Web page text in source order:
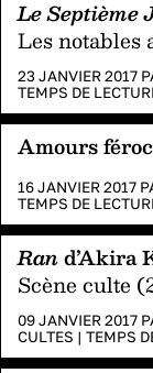
Le Septième
Les notables
23 JANVIER 2017
TEMPS DE
Amours
16 JANVIER 2017
TEMPS DE
Rand’Akira
Scène culte
09 JANVIER 2017
CULTES | TEMPS